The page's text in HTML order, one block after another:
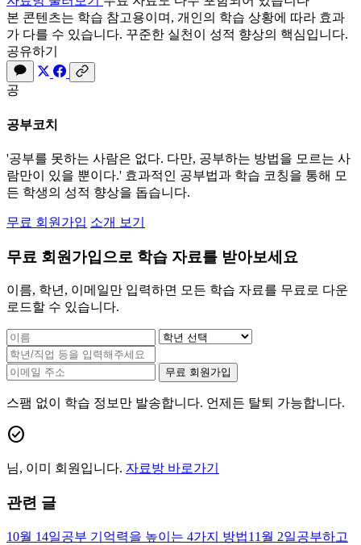
본 콘텐츠는 학습 참고용이며, 개인의 학습 상황에 따라 효과
가 다를 수 있습니다. 꾸준한 실천이 성적 향상의 핵심입니다.
공유하기
공
공부코치
'공부를 못하는 사람은 없다. 다만, 공부하는 방법을 모르는 사
람만이 있을 뿐이다.' 효과적인 공부법과 학습 코칭을 통해 모
든 학생의 성적 향상을 돕습니다.
무료 회원가입 소개 보기
무료 회원가입으로 학습 자료를 받아보세요
이름, 학년, 이메일만 입력하면 모든 학습 자료를 무료로 다운
로드할 수 있습니다.
무료 회원가입
스팸 없이 학습 정보만 발송합니다. 언제든 탈퇴 가능합니다.
check_circle
님, 이미 회원입니다. 자료방 바로가기
관련 글
10월 14일공부 기억력을 높이는 4가지 방법11월 2일공부하고